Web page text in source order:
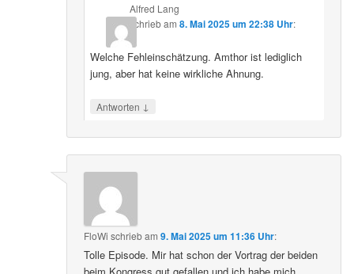
Alfred Lang
schriebam 8. Mai 2025 um 22:38 Uhr:
Welche Fehleinschätzung. Amthor ist lediglich
jung, aber hat keine wirkliche Ahnung.
Antworten ↓
FloWi schriebam9. Mai 2025 um 11:36 Uhr:
Tolle Episode. Mir hat schon der Vortrag der beiden